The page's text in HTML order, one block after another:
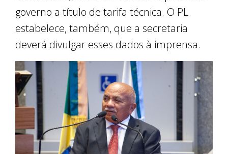
governo a título de tarifa técnica. O PL
estabelece, também, que a secretaria
deverá divulgar esses dados à imprensa.